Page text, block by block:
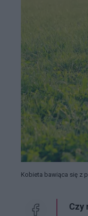
Kobieta bawiąca się z
Czy